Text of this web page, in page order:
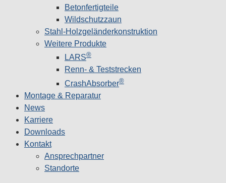
Betonfertigteile
Wildschutzzaun
Stahl-Holzgeländerkonstruktion
Weitere Produkte
LARS®
Renn- & Teststrecken
CrashAbsorber®
Montage & Reparatur
News
Karriere
Downloads
Kontakt
Ansprechpartner
Standorte